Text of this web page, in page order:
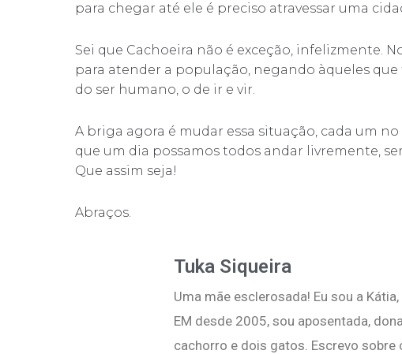
para chegar até ele é preciso atravessar uma
Sei que Cachoeira não é exceção, infelizmente.
para atender a população, negando àqueles
do ser humano, o de ir e vir.
A briga agora é mudar essa situação, cada um
que um dia possamos todos andar livremente,
Que assim seja!
Abraços.
Tuka Siqueira
Uma mãe esclerosada! Eu sou a
EM desde 2005, sou aposentada,
cachorro e dois gatos. Escrevo